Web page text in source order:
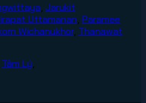
Jarukit
Uttamanan Paramee
Wichanukhor, Thanawat
Tâm Lý